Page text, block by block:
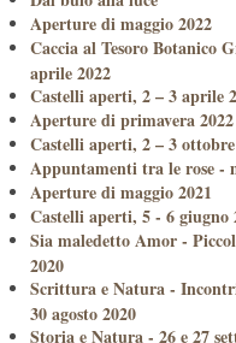
Aperture di maggio 2022
Caccia al Tesoro Botanico
aprile 2022
Castelli aperti, 2 – 3 aprile
Aperture di primavera 2022
Castelli aperti, 2 – 3 ottobre
Appuntamenti tra le rose -
Aperture di maggio 2021
Castelli aperti, 5 - 6 giugno
Sia maledetto Amor -
2020
Scrittura e Natura -
30 agosto 2020
Storia e Natura - 26 e 27